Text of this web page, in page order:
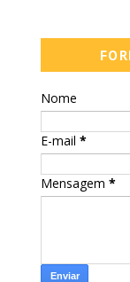
Nome
E-mail*
Mensagem*